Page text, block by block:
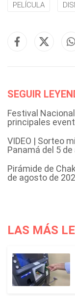
PELÍCULA
SEGUIR
Festival
principales
VIDEO | Sorteo
Panamá del 5
Pirámide de
de agosto de
LAS MÁS